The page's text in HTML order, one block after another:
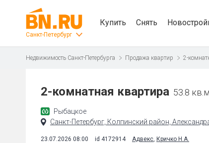
Санкт-Петербург
Купить Снять
Недвижимость Санкт-Петербурга Продажа квартир 2-
2-комнатная квартира 53.8 кв.м.
Рыбацкое
Санкт-Петербург, Колпинский район,
23.07.2026 08:00 id 4172914 Адвекс, Кричко Н.А.